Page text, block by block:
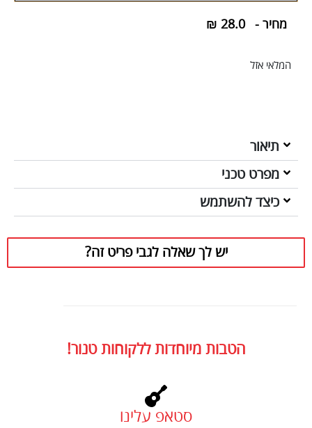
מחיר - ₪ 28.0
המלאי אזל
תיאור
מפרט טכני
כיצד להשתמש
יש לך שאלה לגבי פריט זה?
הטבות מיוחדות ללקוחות טנור!
סטאפ עלינו